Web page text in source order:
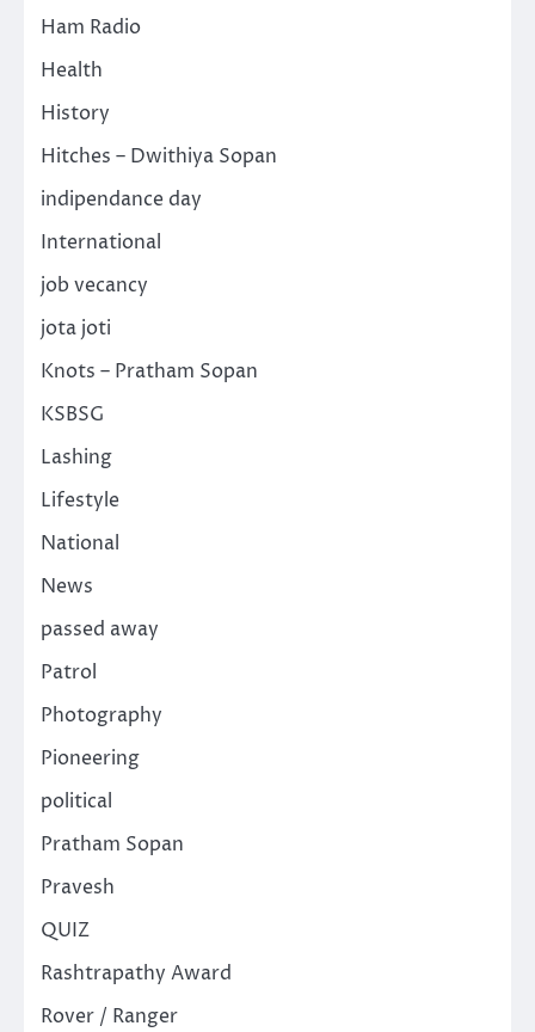
Ham Radio
Health
History
Hitches – Dwithiya Sopan
indipendance day
International
job vecancy
jota joti
Knots – Pratham Sopan
KSBSG
Lashing
Lifestyle
National
News
passed away
Patrol
Photography
Pioneering
political
Pratham Sopan
Pravesh
QUIZ
Rashtrapathy Award
Rover / Ranger